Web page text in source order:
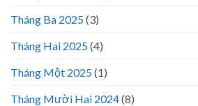
Tháng Ba 2025(3)
Tháng Hai 2025(4)
Tháng Một 2025(1)
Tháng Mười Hai 2024(8)